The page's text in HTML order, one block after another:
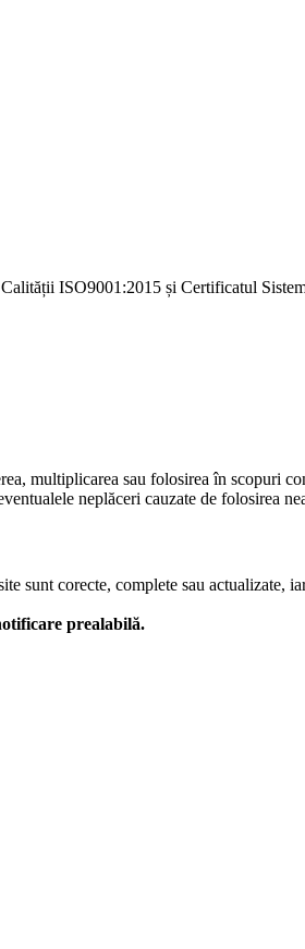
ISO9001:2015 și Certificatul
multiplicarea sau folosirea în scopuri
neplăceri cauzate de folosirea
sunt corecte, complete sau actualizate,
prealabilă.